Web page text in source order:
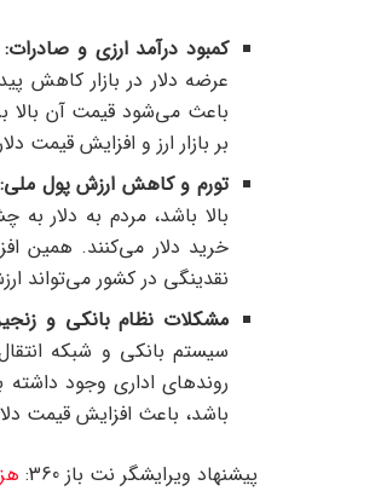
کمبود درآمد ارزی و صادرات:
عرضه دلار در بازار کاهش
باعث می‌شود قیمت آن بالا
بر بازار ارز و افزایش قیمت
تورم و کاهش ارزش پول ملی:
بالا باشد، مردم به دلار
خرید دلار می‌کنند. همین
نقدینگی در کشور می‌تواند
مشکلات نظام بانکی و
سیستم بانکی و شبکه
روندهای اداری وجود
باشد، باعث افزایش قیمت
پیشنهاد ویرایشگر نت باز 360: